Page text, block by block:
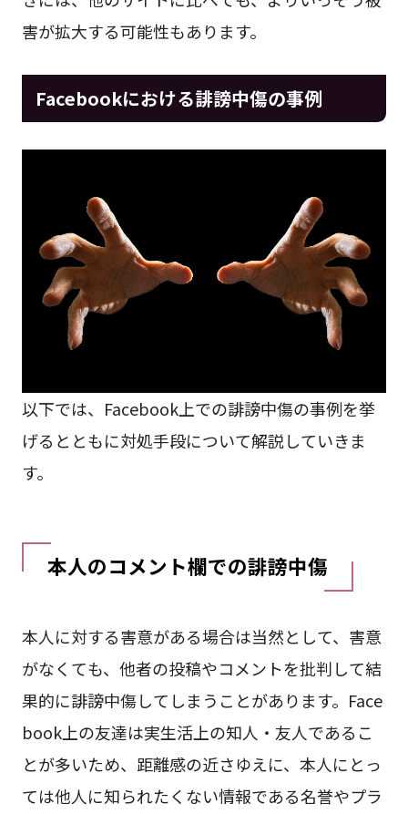
害が拡大する可能性もあります。
Facebookにおける誹謗中傷の事例
以下では、Facebook上での誹謗中傷の事例を挙
げるとともに対処手段について解説していきま
す。
本人のコメント欄での誹謗中傷
本人に対する害意がある場合は当然として、害意
がなくても、他者の投稿やコメントを批判して結
果的に誹謗中傷してしまうことがあります。Face
book上の友達は実生活上の知人・友人であるこ
とが多いため、距離感の近さゆえに、本人にとっ
ては他人に知られたくない情報である名誉やプラ